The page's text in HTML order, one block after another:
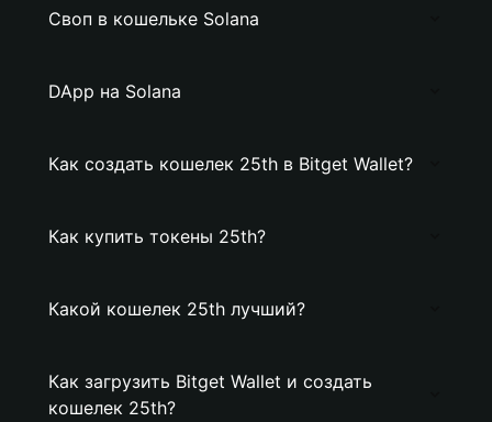
Своп в кошельке Solana
DApp на Solana
Как создать кошелек 25th в Bitget Wallet?
Как купить токены 25th?
Какой кошелек 25th лучший?
Как загрузить Bitget Wallet и создать
кошелек 25th?